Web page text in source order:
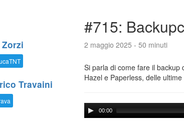
Travaini
#715:
2 maggio 2025 - 50 minuti
Si parla di come fare il backup
Hazel e Paperless, delle
00:00